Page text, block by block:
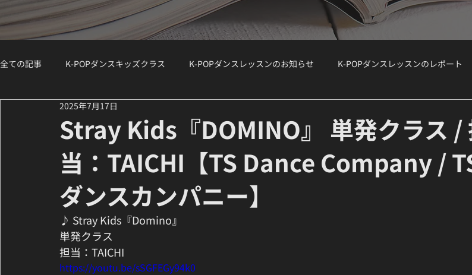
全ての記事 K-POPダンスキッズクラス K-POPダンスレッスンのお知らせ K-POPダンスレッスンのレポート
K-POPダンスジュニアクラス
講師紹介 / Instructor Spotlight ダンスコラム K-POボーカルクラス オーディション対策 K-POP
Stray Kids『DOMINO』 単発クラス /
当：TAICHI【TS Dance Company /
ダンスカンパニー】
2025年7月17日
♪ Stray Kids『Domino』
単発クラス
担当：TAICHI
https://youtu.be/sSGFEGy94k0